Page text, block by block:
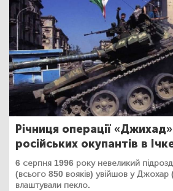
Річниця операції
російських окупантів в
6 серпня 1996 року невеликий
(всього 850 вояків) увійшов у Джохар
влаштували пекло.